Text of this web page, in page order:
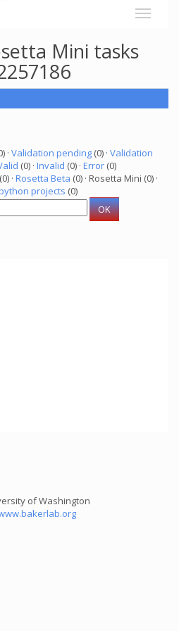
Mini tasks
· Validation pending (0) · Validation
(0) · Invalid (0) · Error (0)
(0) · Rosetta Beta (0) · Rosetta Mini (0) ·
projects (0)
of Washington